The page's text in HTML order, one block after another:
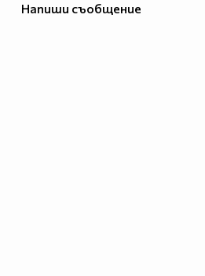
Напиши съобщение